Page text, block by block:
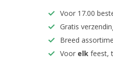
Voor 17.00
Gratis
Breed
Voor elk feest,